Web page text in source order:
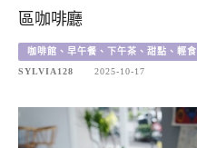
區咖啡廳
咖啡館、早午餐、下午茶、甜點、輕食
SYLVIA128
2025-10-17